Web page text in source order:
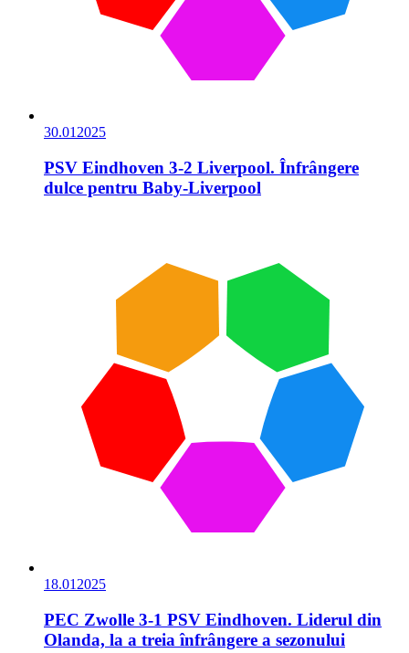
30.01 2025
PSV Eindhoven 3-2 Liverpool. Înfrângere
dulce pentru Baby-Liverpool
18.012025
PEC Zwolle 3-1 PSV Eindhoven. Liderul din
Olanda, la a treia înfrângere a sezonului